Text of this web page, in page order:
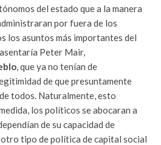
del estado que a la manera
por fuera de los
los asuntos más importantes del
Peter Mair,
, que ya no tenían de
de que presuntamente
todos. Naturalmente, esto
los políticos se abocaran a
de su capacidad de
tipo de política de capital social